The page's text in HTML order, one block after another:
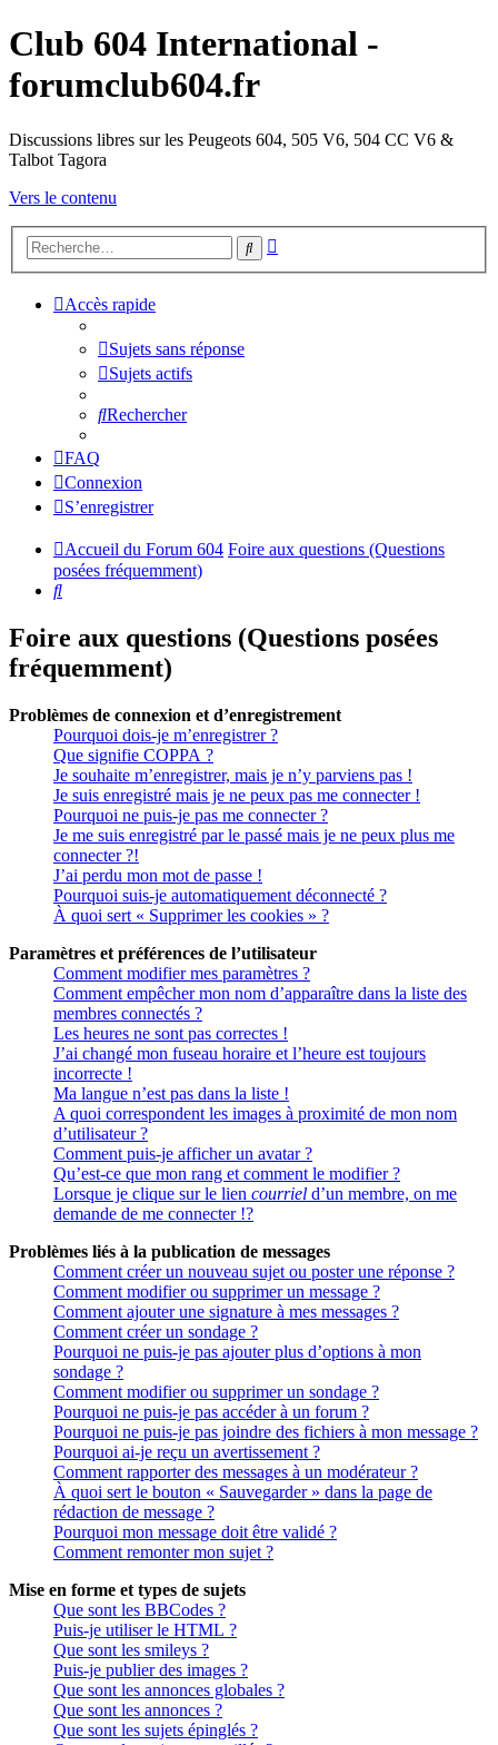
Club 604 International -
forumclub604.fr
Discussions libres sur les Peugeots 604, 505 V6, 504 CC V6 &
Talbot Tagora
Vers le contenu
Rechercher
Accès rapide
Sujets sans réponse
Sujets actifs
Rechercher
FAQ
Connexion
S’enregistrer
Accueil du Forum 604 Foire aux questions (Questions
posées fréquemment)
Rechercher
Foire aux questions (Questions posées
fréquemment)
Problèmes de connexion et d’enregistrement
Pourquoi dois-je m’enregistrer ?
Que signifie COPPA ?
Je souhaite m’enregistrer, mais je n’y parviens pas !
Je suis enregistré mais je ne peux pas me connecter !
Pourquoi ne puis-je pas me connecter ?
Je me suis enregistré par le passé mais je ne peux plus me
connecter ?!
J’ai perdu mon mot de passe !
Pourquoi suis-je automatiquement déconnecté ?
À quoi sert « Supprimer les cookies » ?
Paramètres et préférences de l’utilisateur
Comment modifier mes paramètres ?
Comment empêcher mon nom d’apparaître dans la liste des
membres connectés ?
Les heures ne sont pas correctes !
J’ai changé mon fuseau horaire et l’heure est toujours
incorrecte !
Ma langue n’est pas dans la liste !
A quoi correspondent les images à proximité de mon nom
d’utilisateur ?
Comment puis-je afficher un avatar ?
Qu’est-ce que mon rang et comment le modifier ?
Lorsque je clique sur le lien courriel d’un membre, on me
demande de me connecter !?
Problèmes liés à la publication de messages
Comment créer un nouveau sujet ou poster une réponse ?
Comment modifier ou supprimer un message ?
Comment ajouter une signature à mes messages ?
Comment créer un sondage ?
Pourquoi ne puis-je pas ajouter plus d’options à mon
sondage ?
Comment modifier ou supprimer un sondage ?
Pourquoi ne puis-je pas accéder à un forum ?
Pourquoi ne puis-je pas joindre des fichiers à mon message ?
Pourquoi ai-je reçu un avertissement ?
Comment rapporter des messages à un modérateur ?
À quoi sert le bouton « Sauvegarder » dans la page de
rédaction de message ?
Pourquoi mon message doit être validé ?
Comment remonter mon sujet ?
Mise en forme et types de sujets
Que sont les BBCodes ?
Puis-je utiliser le HTML ?
Que sont les smileys ?
Puis-je publier des images ?
Que sont les annonces globales ?
Que sont les annonces ?
Que sont les sujets épinglés ?